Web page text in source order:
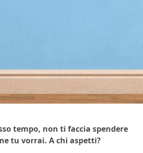
tempo, non ti faccia spendere
tu vorrai. A chi aspetti?